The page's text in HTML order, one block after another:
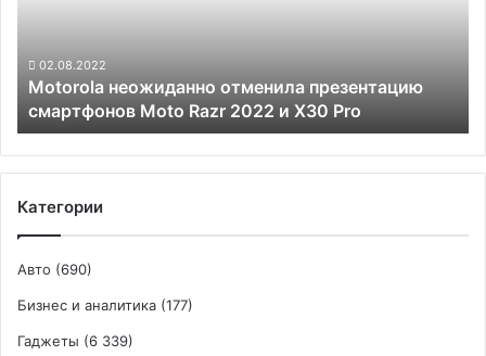
2022
X30
Pro
02.08.2022
Motorola неожиданно отменила презентацию
смартфонов Moto Razr 2022 и X30 Pro
Категории
Авто (690)
Бизнес и аналитика (177)
Гаджеты (6 339)